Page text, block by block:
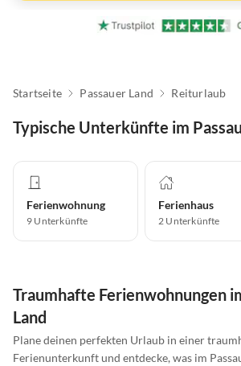
Startseite Passauer Land Reiturlaub
Typische Unterkünfte im
Ferienwohnung
9 Unterkünfte
Ferienhaus
2 Unterkünfte
Traumhafte Ferienwohnungen
Land
Plane deinen perfekten Urlaub in einer
Ferienunterkunft und entdecke, was im